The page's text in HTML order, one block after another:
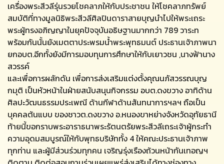
เครื่องพระสีวลีรุ่นรวยโชคลาภให้กับประชาชน ให้โชคลาภทรัพย์
สมบัติที่ทางมูลนิธิพระสีวลีศิลปินดาราสายบุญนำไปให้พระเถระ
พระผู้ทรงอภิญญาในยุคปัจจุบันอธิษฐานมากกว่า 789 วาระท
พร้อมกันนั้นยังเมตตาประพรมน้ำพระพุทธมนต์ ประธานเจ้าภาพนา
ยกอบต.อีกทั้งยังมีการมอบทุนการศึกษาให้กับเยาวชน ,นางฟ้านาง
สวรรค์
และเพื่อการผลักดัน เพื่อการส่งเสริมแต่งตั้งคุณนภัสวรรณบุญ
กมุติ เป็นหัวหน้าในฝ่ายสนับสนุนกิจกรรม อบต.ดงขวาง อาทิด้าน
ศิลปะวัฒนธรรมประเพณี ด้านกีฬาด้านสันทนาการฯลฯ ถือเป็น
บุคคลต้นแบบ ของชาวต.ดงขวาง อ.หนองขาหย่างจังหวัดอุทัยธานี
ท้ายนี้ขอกราบพระอาราธนาพระรัตนตรัยพระสีวลีเถระเจ้าผู้กระทำ
ความอุดมสมบูรณ์ให้กับพุทธบริษัททั้ง 4 ให้คณะประธานเจ้าภาพ
ทุกท่าน และผู้มีส่วนร่วมทุกคน เจริญรุ่งเรืองถ้วนหน้ากันเทอญฯ